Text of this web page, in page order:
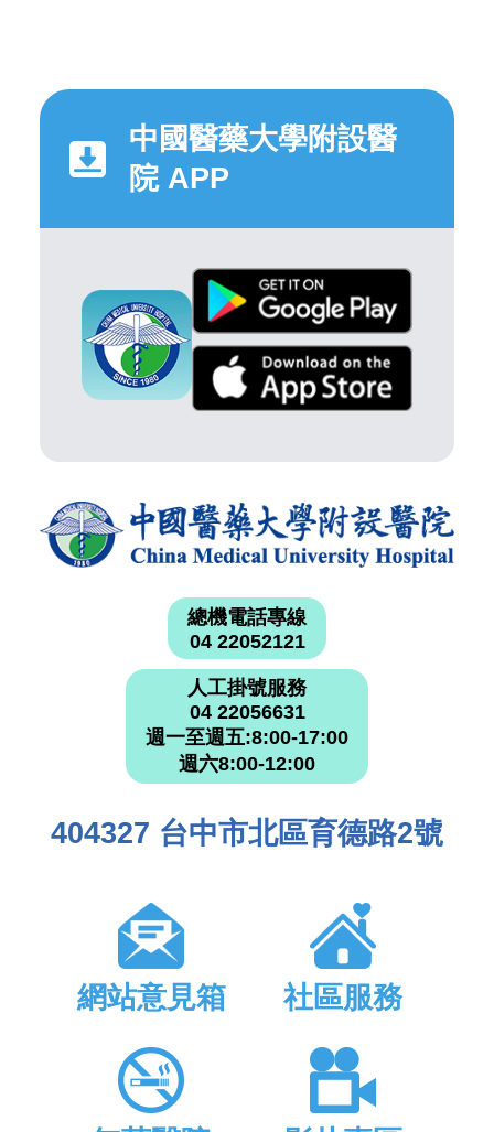
中國醫藥大學附設醫
院 APP
總機電話專線
04 22052121
人工掛號服務
04 22056631
週一至週五:8:00-17:00
週六8:00-12:00
404327 台中市北區育德路2號
網站意見箱 社區服務